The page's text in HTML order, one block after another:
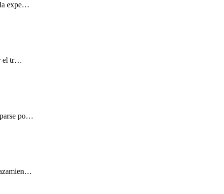
la expe…
el tr…
po…